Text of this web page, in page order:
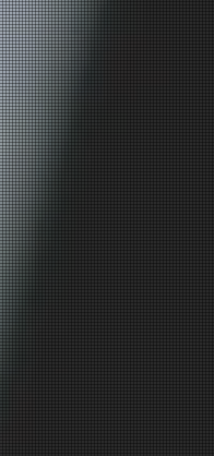
ります
です